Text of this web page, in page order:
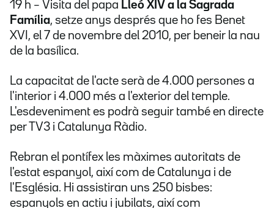
19 h – Visita del papa Lleó XIV a la Sagrada
Família, setze anys després que ho fes Benet
XVI, el 7 de novembre del 2010, per beneir la nau
de la basílica.
La capacitat de l'acte serà de 4.000 persones a
l'interior i 4.000 més a l'exterior del temple.
L'esdeveniment es podrà seguir també en directe
per TV3 i Catalunya Ràdio.
Rebran el pontífex les màximes autoritats de
l'estat espanyol, així com de Catalunya i de
l'Església. Hi assistiran uns 250 bisbes:
espanyols en actiu i jubilats, així com